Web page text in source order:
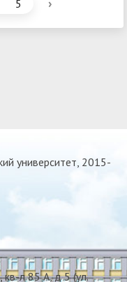
5
университет, 2015-
кв-л 85 А, д 5 (ул.